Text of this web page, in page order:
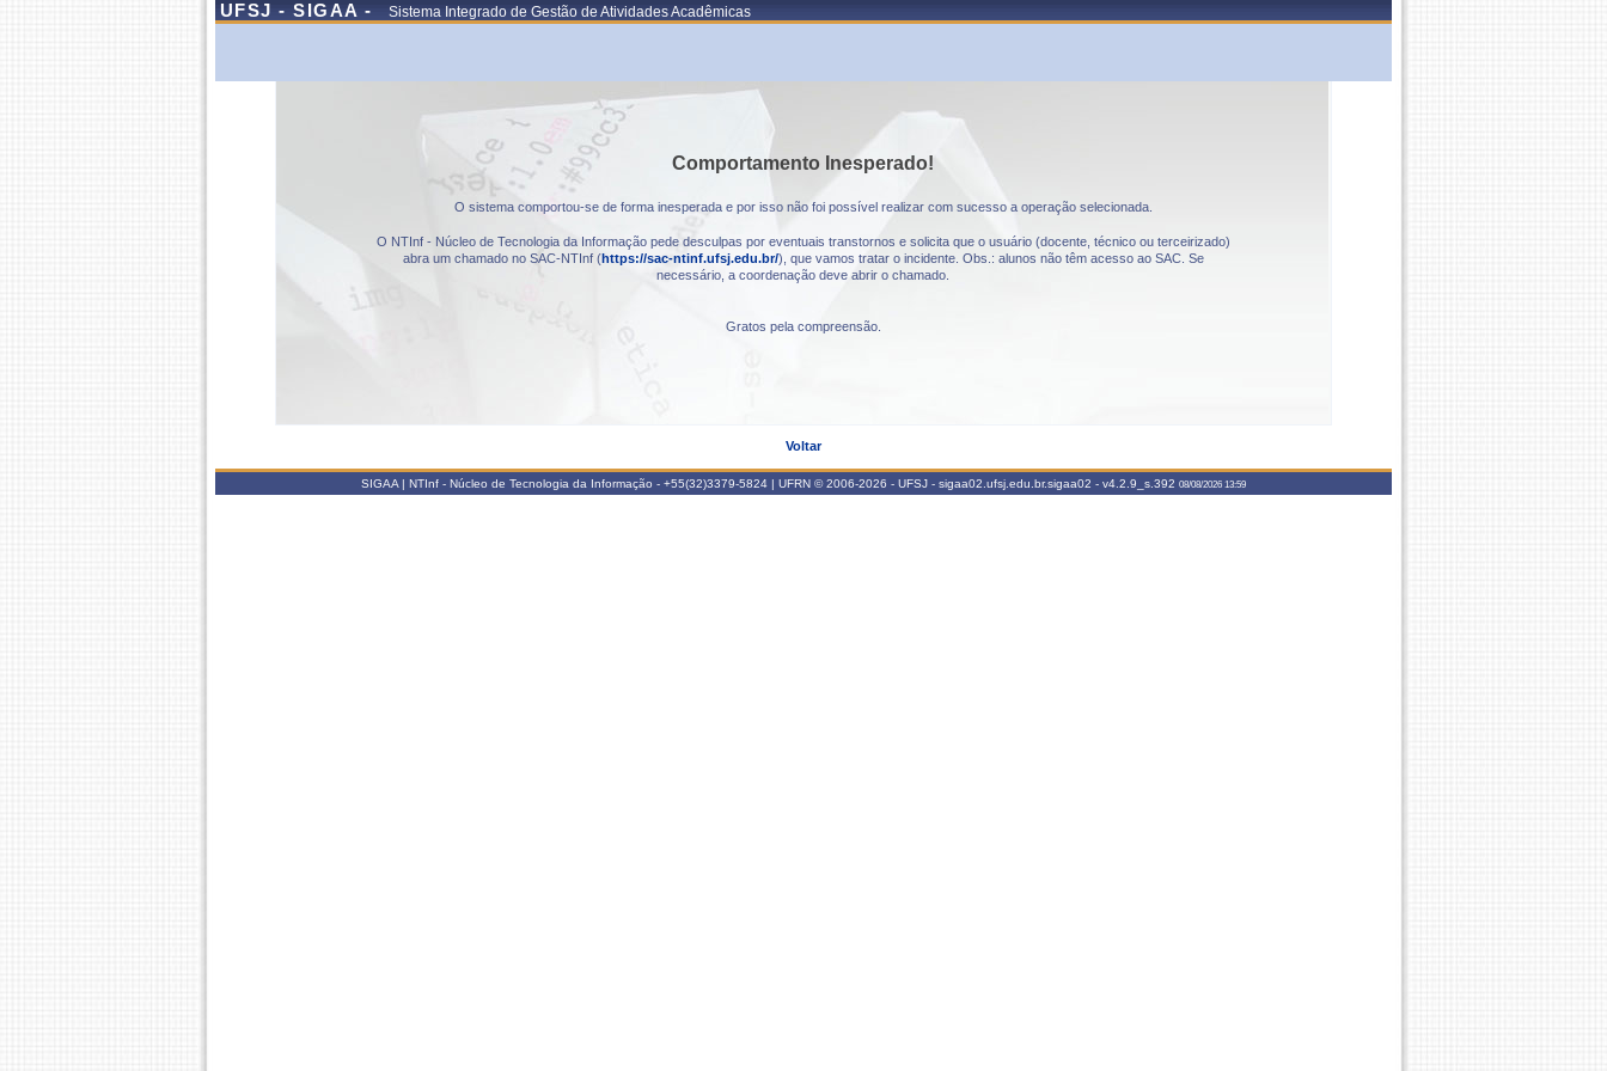
UFSJ - SIGAA - Sistema Integrado de Gestão de Atividades Acadêmicas
Comportamento Inesperado!
O sistema comportou-se de forma inesperada e por isso não foi possível realizar com sucesso a operação selecionada.
O NTInf - Núcleo de Tecnologia da Informação pede desculpas por eventuais transtornos e solicita que o usuário (docente, técnico ou terceirizado)
abra um chamado no SAC-NTInf (https://sac-ntinf.ufsj.edu.br/), que vamos tratar o incidente. Obs.: alunos não têm acesso ao SAC. Se
necessário, a coordenação deve abrir o chamado.
Gratos pela compreensão.
Voltar
SIGAA | NTInf - Núcleo de Tecnologia da Informação - +55(32)3379-5824 | UFRN © 2006-2026 - UFSJ - sigaa02.ufsj.edu.br.sigaa02 - v4.2.9_s.392 08/08/2026 13:59